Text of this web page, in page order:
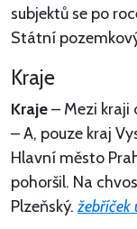
subjektů se po
Státní
Kraje
Kraje– Mezi kraji
– A, pouze kraj
Hlavní město
pohoršil. Na
Plzeňský.žebříček